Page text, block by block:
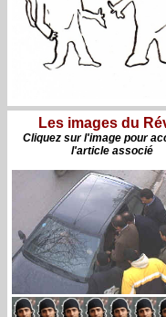
Les images du
Cliquez sur l'image pour
l'article associé